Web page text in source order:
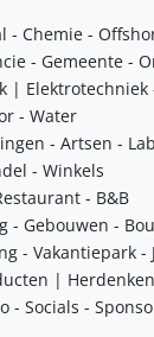
- Chemie -
- Gemeente -
| Elektrotechniek
- Water
- Artsen -
- Winkels
- B&B
- Gebouwen -
- Vakantiepark -
|
- Socials -